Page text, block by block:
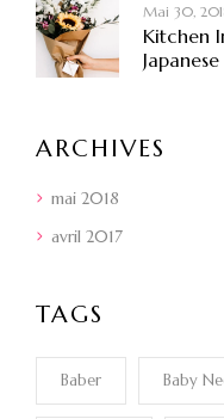
Mai 30,
Kitchen
Japanese
ARCHIVES
mai 2018
avril 2017
TAGS
Baber Baby